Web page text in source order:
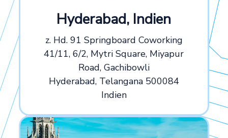
Hyderabad, Indien
z. Hd. 91 Springboard Coworking
41/11, 6/2, Mytri Square, Miyapur
Road, Gachibowli
Hyderabad, Telangana 500084
Indien